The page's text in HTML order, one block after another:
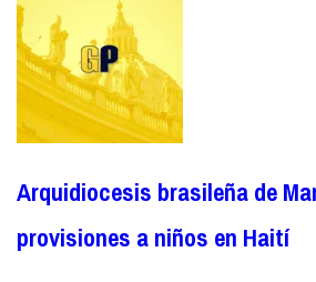
Arquidiocesis brasileña de
provisiones a niños en Haití